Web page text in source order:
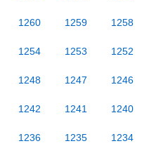
1260 1259 1258
1254 1253 1252
1248 1247 1246
1242 1241 1240
1236 1235 1234